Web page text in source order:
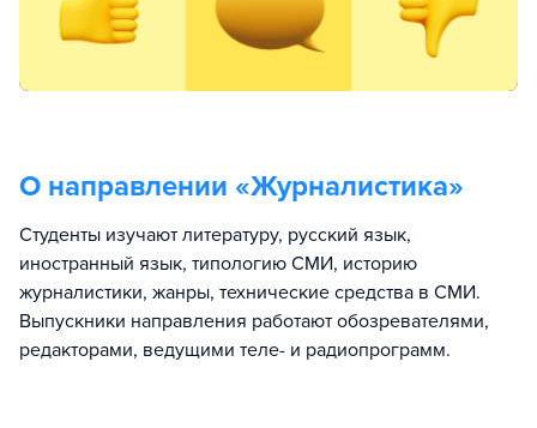
О направлении «Журналистика»
Студенты изучают литературу, русский язык,
иностранный язык, типологию СМИ, историю
журналистики, жанры, технические средства в СМИ.
Выпускники направления работают обозревателями,
редакторами, ведущими теле- и радиопрограмм.